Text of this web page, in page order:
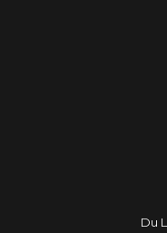
Du